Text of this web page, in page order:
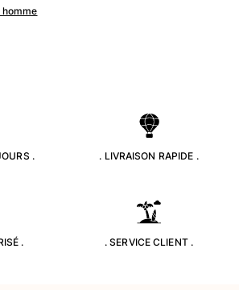
. . LIVRAISON RAPIDE .
. . SERVICE CLIENT .